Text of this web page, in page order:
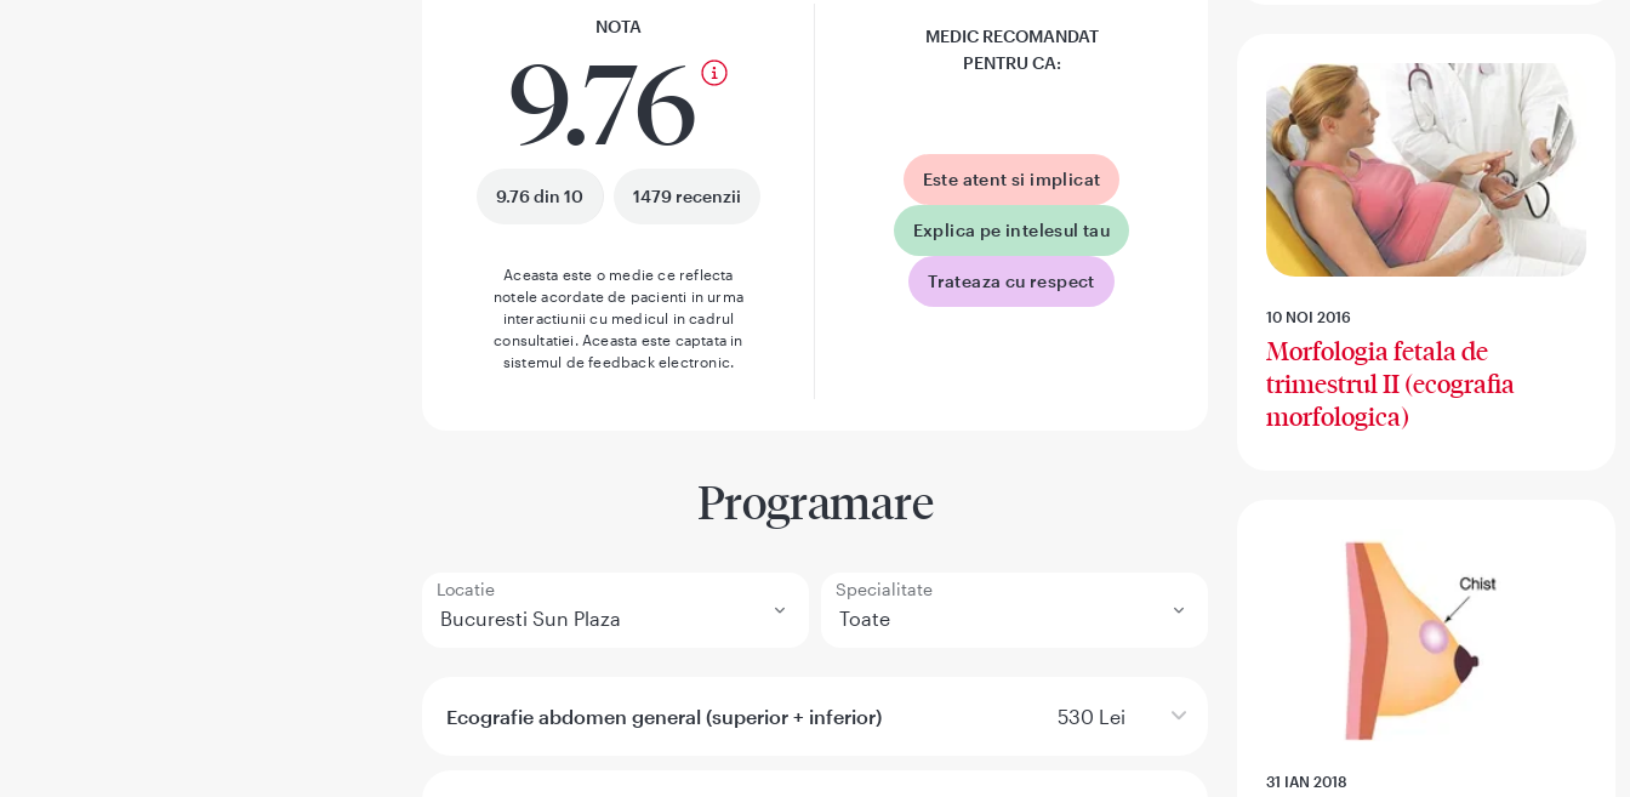
NOTA
9.76
9.76 din 10 1479 recenzii
Aceasta este o medie ce reflecta
notele acordate de pacienti in urma
interactiunii cu medicul in cadrul
consultatiei. Aceasta este captata in
sistemul de feedback electronic.
MEDIC RECOMANDAT
PENTRU CA:
Este atent si implicat
Explica pe intelesul tau
Trateaza cu respect
Programare
Locatie Specialitate
Ecografie abdomen general (superior + inferior) 530 Lei
10 NOI 2016
Morfologia fetala de
trimestrul II (ecografia
morfologica)
31 IAN 2018